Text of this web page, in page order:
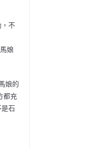
不
娘
娘的
都充
石